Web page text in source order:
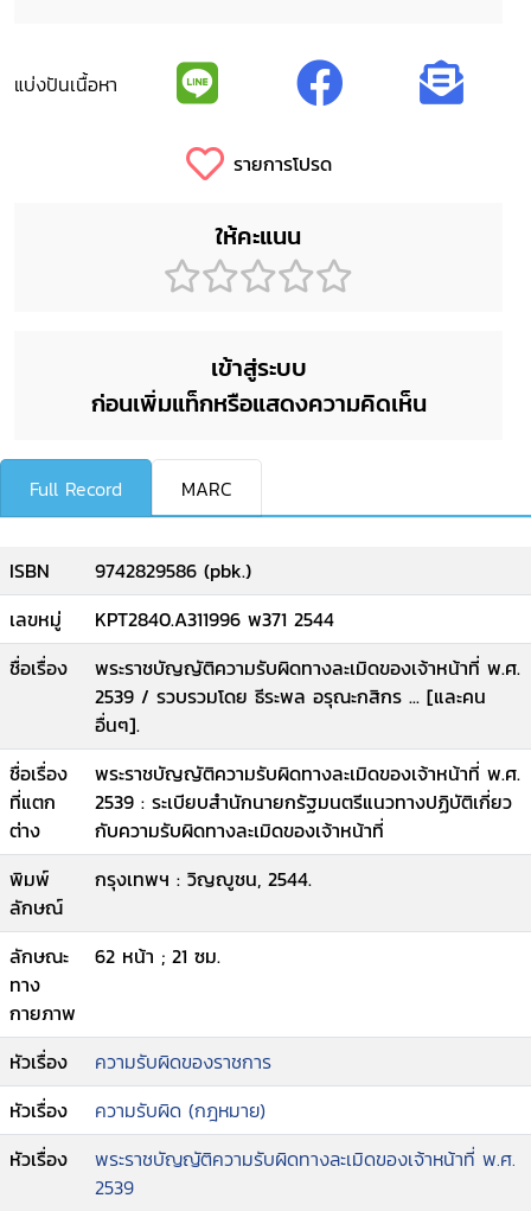
แบ่งปันเนื้อหา
รายการโปรด
ให้คะแนน
เข้าสู่ระบบ
ก่อนเพิ่มแท็กหรือแสดงความคิดเห็น
Full Record MARC
ISBN
9742829586 (pbk.)
เลขหมู่
KPT2840.A311996 พ371 2544
ชื่อเรื่อง
พระราชบัญญัติความรับผิดทางละเมิดของเจ้าหน้าที่ พ.ศ.
2539 / รวบรวมโดย ธีระพล อรุณะกสิกร ... [และคน
อื่นๆ].
ชื่อเรื่อง
ที่แตก
ต่าง
พระราชบัญญัติความรับผิดทางละเมิดของเจ้าหน้าที่ พ.ศ.
2539 : ระเบียบสำนักนายกรัฐมนตรีแนวทางปฏิบัติเกี่ยว
กับความรับผิดทางละเมิดของเจ้าหน้าที่
พิมพ์
ลักษณ์
กรุงเทพฯ : วิญญูชน, 2544.
ลักษณะ
ทาง
กายภาพ
62 หน้า ; 21 ซม.
หัวเรื่อง
ความรับผิดของราชการ
หัวเรื่อง
ความรับผิด (กฎหมาย)
หัวเรื่อง
พระราชบัญญัติความรับผิดทางละเมิดของเจ้าหน้าที่ พ.ศ.
2539